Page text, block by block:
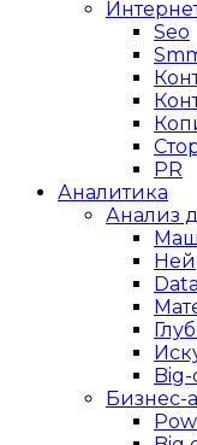
Seo
PR
Аналитика
Анализ
Бизнес-